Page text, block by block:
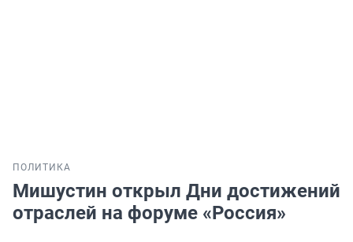
ПОЛИТИКА
Мишустин открыл Дни достижений
отраслей на форуме «Россия»